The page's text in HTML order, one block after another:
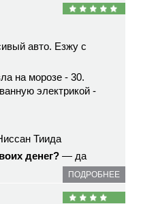
авто. Езжу с
на морозе - 30.
электрикой -
Тиида
денег? — да
ПОДРОБНЕЕ